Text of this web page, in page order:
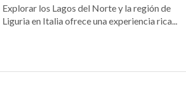
Explorar los Lagos del Norte y la región de
Liguria en Italia ofrece una experiencia rica...